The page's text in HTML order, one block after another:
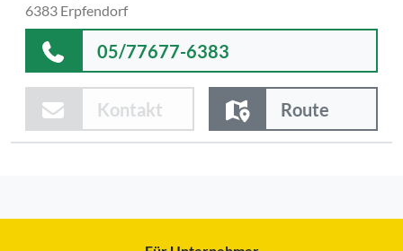
6383 Erpfendorf
05/77677-6383
Kontakt Route